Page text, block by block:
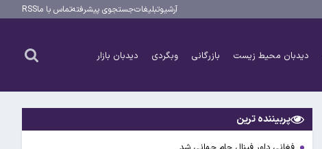
آرشیوتبلیغاتجستجوی پیشرفتهتماس با ماRSS
دیدبان محیط زیست بازرگانی وبگردی دیدبان بازار
پربیننده ترین